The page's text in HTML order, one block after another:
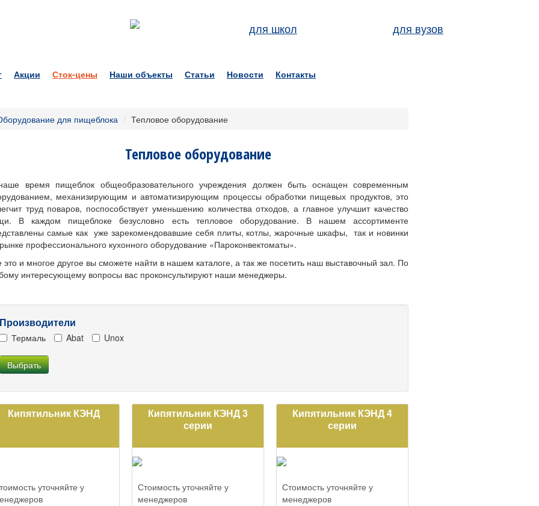
для школ для вузов
Акции Сток-цены Наши объекты Статьи Новости Контакты
для пищеблока / Тепловое оборудование
Тепловое оборудование
время пищеблок общеобразовательного учреждения должен быть оснащен современным
механизирующим и автоматизирующим процессы обработки пищевых продуктов, это
труд поваров, поспособствует уменьшению количества отходов, а главное улучшит качество
В каждом пищеблоке безусловно есть тепловое оборудование. В нашем ассортименте
самые как уже зарекомендовавшие себя плиты, котлы, жарочные шкафы, так и новинки
профессионального кухонного оборудование «Пароконвектоматы».
это и многое другое вы сможете найти в нашем каталоге, а так же посетить наш выставочный зал. По
интересующему вопросы вас проконсультируют наши менеджеры.
Производители
Термаль Abat Unox
Кипятильник КЭНД
уточняйте у
Кипятильник КЭНД 3
серии
Стоимость уточняйте у
менеджеров
Кипятильник КЭНД 4
серии
Стоимость уточняйте у
менеджеров